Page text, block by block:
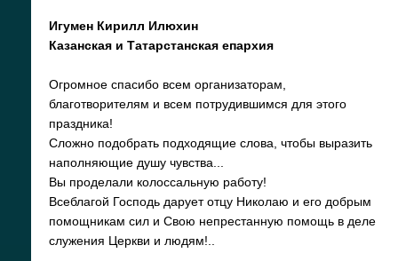
Игумен Кирилл Илюхин
Казанская и Татарстанская епархия
Огромное спасибо всем организаторам,
благотворителям и всем потрудившимся для этого
праздника!
Сложно подобрать подходящие слова, чтобы выразить
наполняющие душу чувства...
Вы проделали колоссальную работу!
Всеблагой Господь дарует отцу Николаю и его добрым
помощникам сил и Свою непрестанную помощь в деле
служения Церкви и людям!..